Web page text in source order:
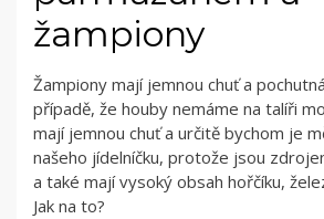
žampiony
Žampiony mají jemnou chuť a
případě, že houby nemáme na talíři
mají jemnou chuť a určitě bychom je
našeho jídelníčku, protože jsou
a také mají vysoký obsah hořčíku,
Jak na to?